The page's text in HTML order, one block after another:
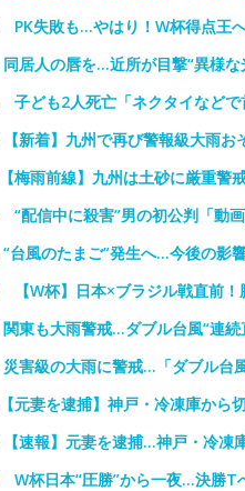
失敗も…やはり！W杯得点王
居人の唇を…近所が目撃“異様
ども2人死亡「ネクタイなどで
新着】九州で再び警報級大雨お
梅雨前線】九州は土砂に厳重警
配信中に殺害”男の初公判「動画
台風のたまご”発生へ…今後の影
W杯】日本×ブラジル戦直前！
東も大雨警戒…ダブル台風“連
害級の大雨に警戒…「ダブル台
元妻を逮捕】神戸・冷凍庫か
速報】元妻を逮捕…神戸・冷凍
杯日本“圧勝”から一夜…決勝T